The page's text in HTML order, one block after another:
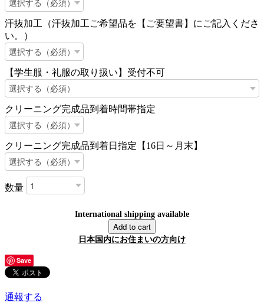
汗抜加工（汗抜加工ご希望品を【ご要望書】にご記入くださ
い。）
【学生服・礼服の取り扱い】受付不可
クリーニング完成品到着時間帯指定
クリーニング完成品到着日指定【16日～月末】
数量
International shipping available
Add to cart
日本国内にお住まいの方向け
Save
通報する